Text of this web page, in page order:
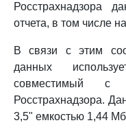
Росстрахнадзора
отчета, в том числе
В связи с этим
данных
совместимый с
Росстрахнадзора.
3,5" емкостью 1,44